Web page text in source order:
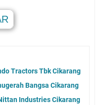
Tractors Tbk Cikarang
Bangsa Cikarang
Industries Cikarang